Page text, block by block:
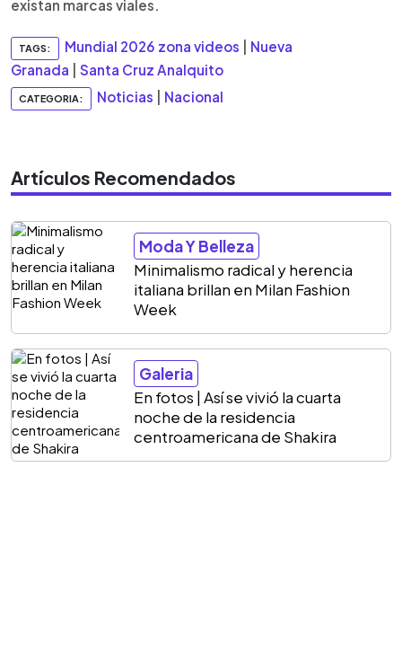
existan marcas viales.
TAGS: Mundial 2026 zona videos
Nueva
Granada
Santa Cruz Analquito
CATEGORIA: Noticias Nacional
Artículos Recomendados
Moda Y Belleza
Minimalismo radical y herencia
italiana brillan en Milan Fashion
Week
Galeria
En fotos | Así se vivió la cuarta
noche de la residencia
centroamericana de Shakira